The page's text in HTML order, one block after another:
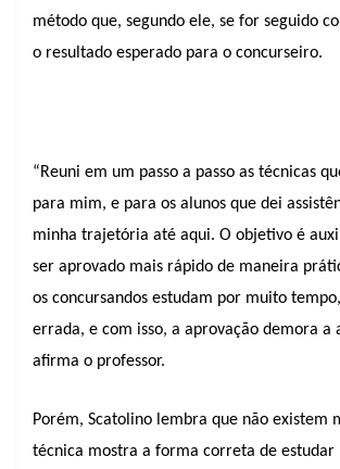
método que, segundo ele, se for seguido
o resultado esperado para o concurseiro.
“Reuni em um passo a passo as técnicas
para mim, e para os alunos que dei
minha trajetória até aqui. O objetivo é
ser aprovado mais rápido de maneira
os concursandos estudam por muito
errada, e com isso, a aprovação demora a
afirma o professor.
Porém, Scatolino lembra que não existem
técnica mostra a forma correta de estudar